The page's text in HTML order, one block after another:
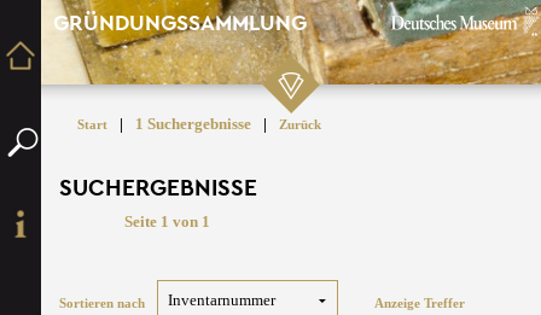
GRÜNDUNGSSAMMLUNG
Start | 1 Suchergebnisse | Zurück
SUCHERGEBNISSE
Seite 1 von 1
Sortieren nach Anzeige Treffer